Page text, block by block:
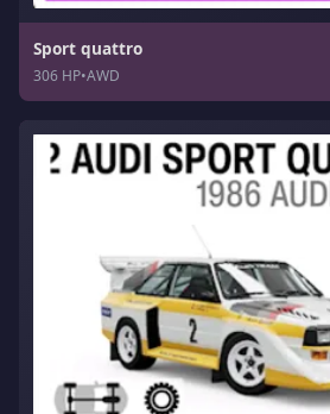
Sport quattro
306 HP•AWD